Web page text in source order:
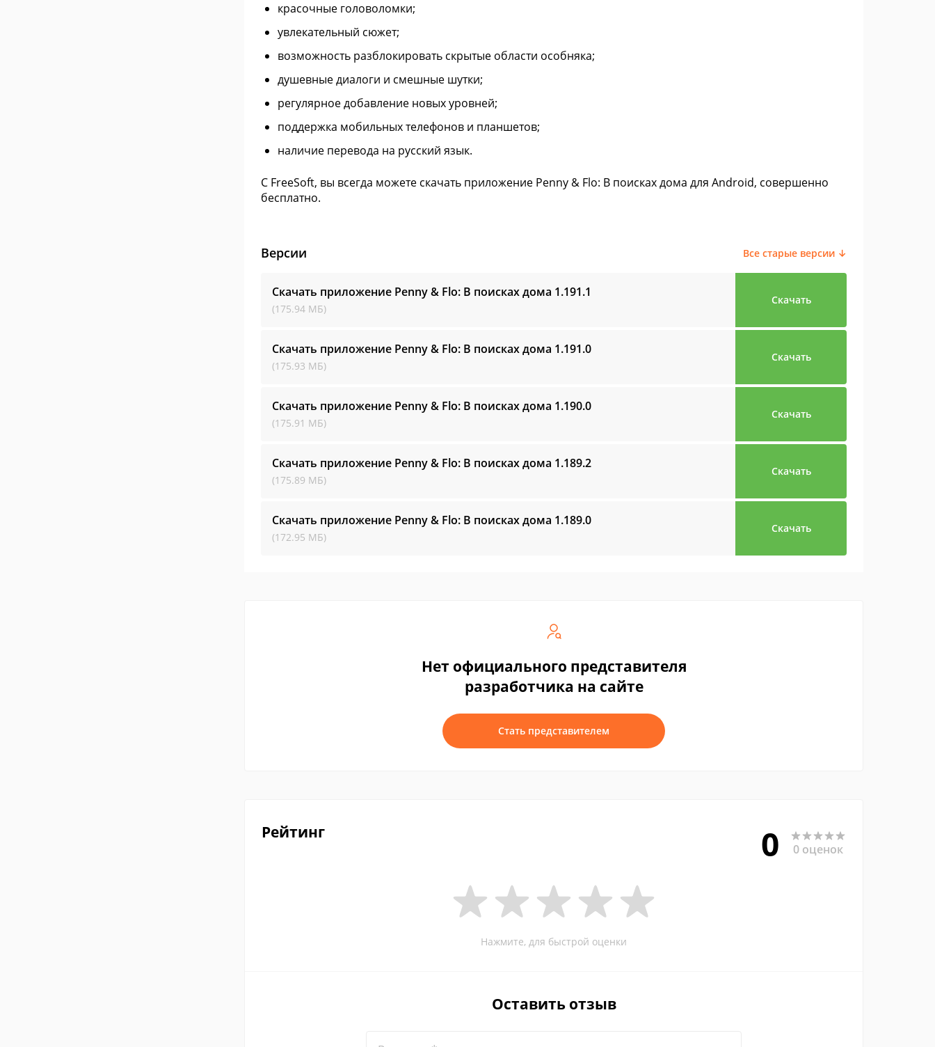
красочные головоломки;
увлекательный сюжет;
возможность разблокировать скрытые области особняка;
душевные диалоги и смешные шутки;
регулярное добавление новых уровней;
поддержка мобильных телефонов и планшетов;
наличие перевода на русский язык.
С FreeSoft, вы всегда можете скачать приложение Penny & Flo: В поисках дома для Android, совершенно
бесплатно.
Версии Все старые версии ↓
Скачать приложение Penny & Flo: В поисках дома 1.191.1
(175.94 МБ)
Скачать
Скачать приложение Penny & Flo: В поисках дома 1.191.0
(175.93 МБ)
Скачать
Скачать приложение Penny & Flo: В поисках дома 1.190.0
(175.91 МБ)
Скачать
Скачать приложение Penny & Flo: В поисках дома 1.189.2
(175.89 МБ)
Скачать
Скачать приложение Penny & Flo: В поисках дома 1.189.0
(172.95 МБ)
Скачать
Нет официального представителя
разработчика на сайте
Стать представителем
Рейтинг 0 0 оценок
Нажмите, для быстрой оценки
Оставить отзыв